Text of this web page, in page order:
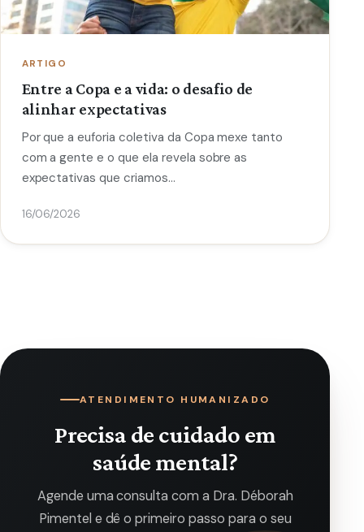
ARTIGO
Entre a Copa e a vida: o desafio de
alinhar expectativas
Por que a euforia coletiva da Copa mexe tanto
com a gente e o que ela revela sobre as
expectativas que criamos…
16/06/2026
ATENDIMENTO HUMANIZADO
Precisa de cuidado em
saúde mental?
Agende uma consulta com a Dra. Déborah
Pimentel e dê o primeiro passo para o seu